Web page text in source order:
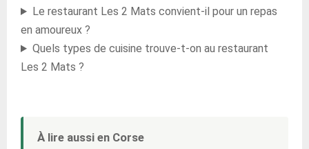
Le restaurant Les 2 Mats convient-il pour un repas
en amoureux ?
Quels types de cuisine trouve-t-on au restaurant
Les 2 Mats ?
À lire aussi en Corse